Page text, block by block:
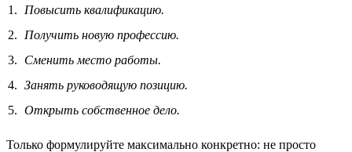
Повысить квалификацию.
Получить новую профессию.
Сменить место работы.
Занять руководящую позицию.
Открыть собственное дело.
Только формулируйте максимально конкретно: не просто